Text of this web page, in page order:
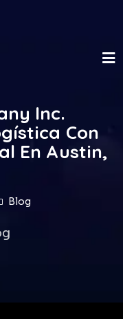
Inc.
Con
En Austin,
Blog